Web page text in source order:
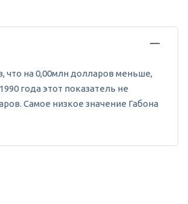
что на 0,00млн долларов меньше,
года этот показатель не
Самое низкое значение Габона